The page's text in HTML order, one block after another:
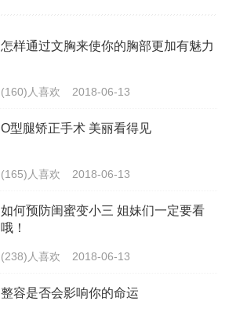
怎样通过文胸来使你的胸部更加有魅力
(160)人喜欢 2018-06-13
O型腿矫正手术 美丽看得见
(165)人喜欢 2018-06-13
如何预防闺蜜变小三 姐妹们一定要看
哦！
(238)人喜欢 2018-06-13
整容是否会影响你的命运